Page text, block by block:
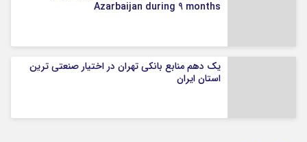
Azarbaijan during 9 months
یک دهم منابع بانکی تهران در اختیار صنعتی ترین
استان ایران